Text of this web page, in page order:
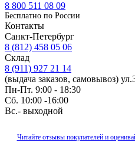
8 800 511 08 09
Бесплатно по Роcсии
Контакты
Санкт-Петербург
8 (812) 458 05 06
Склад
8 (911) 927 21 14
(выдача заказов, самовывоз)
Пн-Пт. 9:00 - 18:30
Сб. 10:00 -16:00
Вс.- выходной
Читайте отзывы покупателей и